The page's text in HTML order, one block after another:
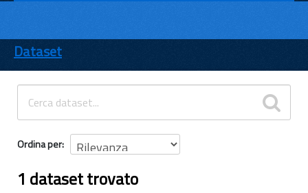
ENTI
TEMI
INFORMAZIONI
Dataset
Ordina per
1 dataset trovato